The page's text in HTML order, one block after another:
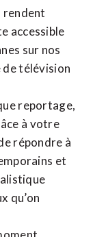
rendent
accessible
sur nos
de télévision
reportage,
à votre
répondre à
et
qu’on